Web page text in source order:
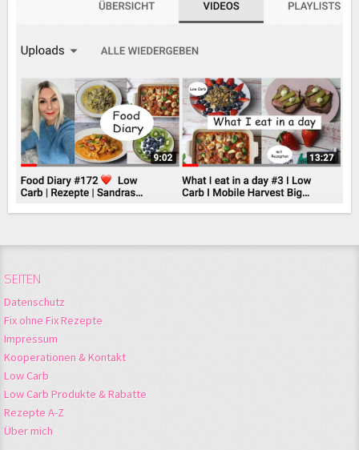
SEITEN
Datenschutz
Fix ohne Fix Rezepte
Impressum
Kooperationen & Kontakt
Low Carb
Low Carb Produkte & Rabatte
Rezepte A-Z
Über mich